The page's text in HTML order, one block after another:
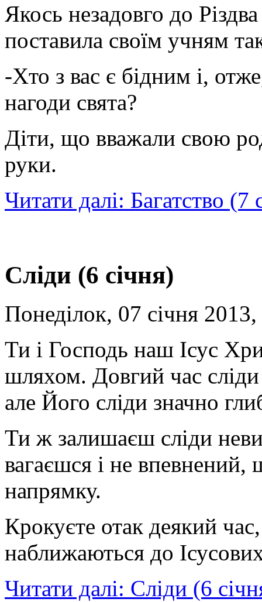
Якось незадовго до
поставила своїм учням
-Хто з вас є бідним і,
нагоди свята?
Діти, що вважали свою
руки.
Читати далі: Багатство (7
Сліди (6 січня)
Понеділок, 07 січня
Ти і Господь наш Ісус
шляхом. Довгий час сліди
але Його сліди значно
Ти ж залишаєш сліди
вагаєшся і не
напрямку.
Крокуєте отак деякий час,
наближаються до
Читати далі: Сліди (6